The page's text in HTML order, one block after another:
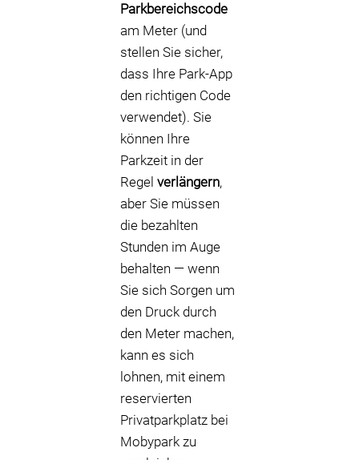
Parkbereichscode
am Meter (und
stellen Sie sicher,
dass Ihre Park-App
den richtigen Code
verwendet). Sie
können Ihre
Parkzeit in der
Regel verlängern,
aber Sie müssen
die bezahlten
Stunden im Auge
behalten — wenn
Sie sich Sorgen um
den Druck durch
den Meter machen,
kann es sich
lohnen, mit einem
reservierten
Privatparkplatz bei
Mobypark zu